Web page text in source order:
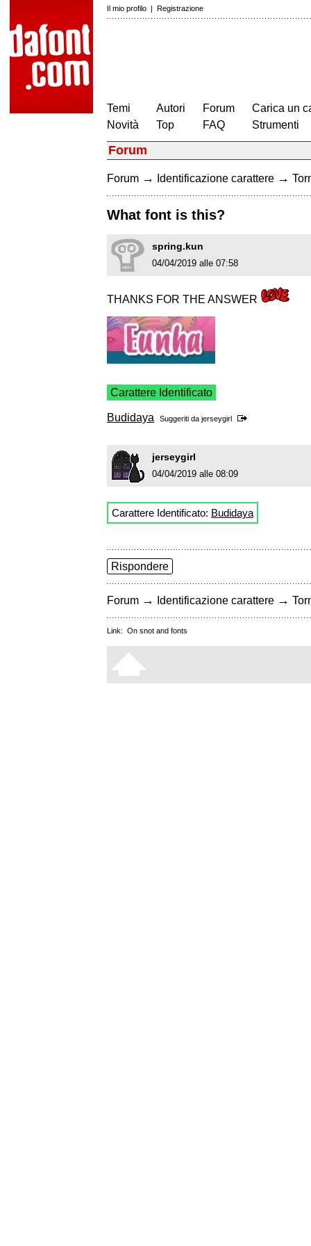
Il mio profilo | Registrazione
Temi
Novità
Autori
Top
Forum
FAQ
Carica un
Strumenti
Forum
Forum → Identificazione carattere →
What font is this?
spring.kun
04/04/2019 alle 07:58
THANKS FOR THE ANSWER
Carattere Identificato
Budidaya Suggeriti da jerseygirl
jerseygirl
04/04/2019 alle 08:09
Carattere Identificato: Budidaya
Rispondere
Forum → Identificazione carattere →
Link: On snot and fonts